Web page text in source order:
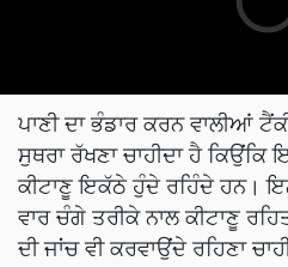
ਪਾਣੀ ਦਾ ਭੰਡਾਰ ਕਰਨ ਵਾਲੀਆਂ
ਸੁਥਰਾ ਰੱਖਣਾ ਚਾਹੀਦਾ ਹੈ ਕਿਉਂਕਿ
ਕੀਟਾਣੂ ਇਕੱਠੇ ਹੁੰਦੇ ਰਹਿੰਦੇ ਹਨ।
ਵਾਰ ਚੰਗੇ ਤਰੀਕੇ ਨਾਲ ਕੀਟਾਣੂ
ਦੀ ਜਾਂਚ ਵੀ ਕਰਵਾਉਂਦੇ ਰਹਿਣਾ